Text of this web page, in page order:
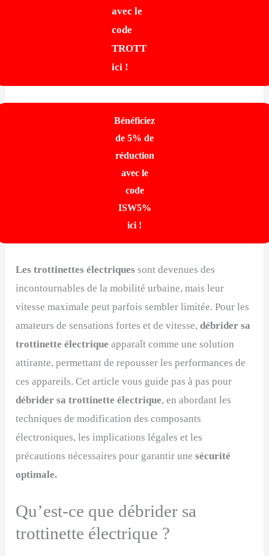
avec le
code
TROTT
ici !
Bénéficiez
de 5% de
réduction
avec le
code
ISW5%
ici !
Les trottinettes électriques sont devenues des
incontournables de la mobilité urbaine, mais leur
vitesse maximale peut parfois sembler limitée. Pour les
amateurs de sensations fortes et de vitesse,débrider sa
trottinette électrique apparaît comme une solution
attirante, permettant de repousser les performances de
ces appareils. Cet article vous guide pas à pas pour
débrider sa trottinette électrique, en abordant les
techniques de modification des composants
électroniques, les implications légales et les
précautions nécessaires pour garantir unesécurité
optimale.
Qu’est-ce que débrider sa
trottinette électrique ?